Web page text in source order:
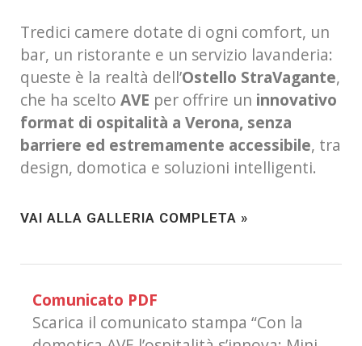
Tredici camere dotate di ogni comfort, un
bar, un ristorante e un servizio lavanderia:
queste è la realtà dell’Ostello StraVagante,
che ha scelto AVE per offrire un innovativo
format di ospitalità a Verona, senza
barriere ed estremamente accessibile, tra
design, domotica e soluzioni intelligenti.
VAI ALLA GALLERIA COMPLETA »
Comunicato PDF
Scarica il comunicato stampa “Con la